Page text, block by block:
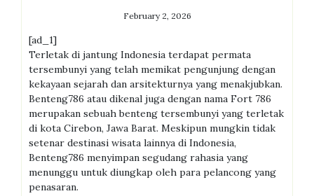
February 2, 2026
[ad_1]
Terletak di jantung Indonesia terdapat permata
tersembunyi yang telah memikat pengunjung dengan
kekayaan sejarah dan arsitekturnya yang menakjubkan.
Benteng786 atau dikenal juga dengan nama Fort 786
merupakan sebuah benteng tersembunyi yang terletak
di kota Cirebon, Jawa Barat. Meskipun mungkin tidak
setenar destinasi wisata lainnya di Indonesia,
Benteng786 menyimpan segudang rahasia yang
menunggu untuk diungkap oleh para pelancong yang
penasaran.